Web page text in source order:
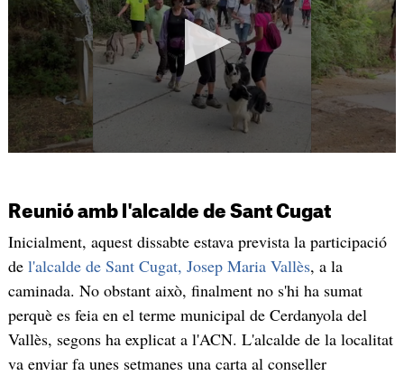
Reunió amb l'alcalde de Sant Cugat
Inicialment, aquest dissabte estava prevista la participació
de l'alcalde de Sant Cugat, Josep Maria Vallès, a la
caminada. No obstant això, finalment no s'hi ha sumat
perquè es feia en el terme municipal de Cerdanyola del
Vallès, segons ha explicat a l'ACN. L'alcalde de la localitat
va enviar fa unes setmanes una carta al conseller